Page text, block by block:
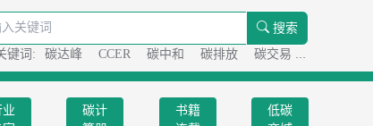
搜索
键词:
碳达峰 CCER 碳中和 碳排放 碳交易
业
碳计
书籍
低碳